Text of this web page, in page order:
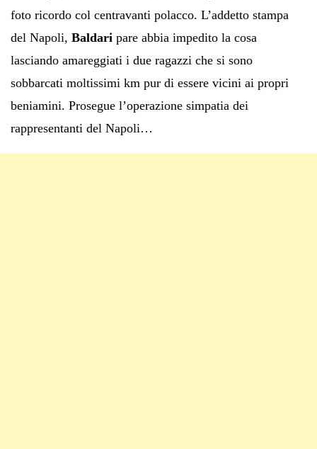
foto ricordo col centravanti polacco. L’addetto stampa
del Napoli, Baldari pare abbia impedito la cosa
lasciando amareggiati i due ragazzi che si sono
sobbarcati moltissimi km pur di essere vicini ai propri
beniamini. Prosegue l’operazione simpatia dei
rappresentanti del Napoli…